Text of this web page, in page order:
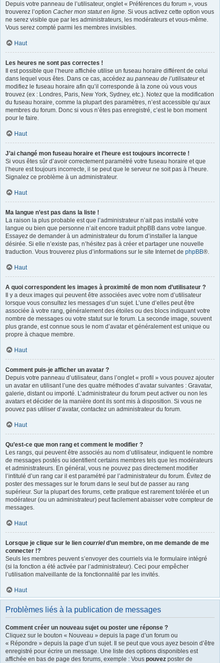
Depuis votre panneau de l’utilisateur, onglet « Préférences du forum », vous
trouverez l’option Cacher mon statut en ligne. Si vous activez cette option vous
ne serez visible que par les administrateurs, les modérateurs et vous-même.
Vous serez compté parmi les membres invisibles.
Haut
Les heures ne sont pas correctes !
Il est possible que l’heure affichée utilise un fuseau horaire différent de celui
dans lequel vous êtes. Dans ce cas, accédez au panneau de l’utilisateuret
modifiez le fuseau horaire afin qu’il corresponde à la zone où vous vous
trouvez (ex : Londres, Paris, New York, Sydney, etc.). Notez que la modification
du fuseau horaire, comme la plupart des paramètres, n’est accessible qu’aux
membres du forum. Donc si vous n’êtes pas enregistré, c’est le bon moment
pour le faire.
Haut
J’ai changé mon fuseau horaire et l’heure est toujours incorrecte !
Si vous êtes sûr d’avoir correctement paramétré votre fuseau horaire et que
l’heure est toujours incorrecte, il se peut que le serveur ne soit pas à l’heure.
Signalez ce problème à un administrateur.
Haut
Ma langue n’est pas dans la liste !
La raison la plus probable est que l’administrateur n’ait pas installé votre
langue ou bien que personne n’ait encore traduit phpBB dans votre langue.
Essayez de demander à un administrateur du forum d’installer la langue
désirée. Si elle n’existe pas, n’hésitez pas à créer et partager une nouvelle
traduction. Vous trouverez plus d’informations sur le site Internet de phpBB®.
Haut
A quoi correspondent les images à proximité de mon nom d’utilisateur ?
Il y a deux images qui peuvent être associées avec votre nom d’utilisateur
lorsque vous consultez les messages d’un sujet. L’une d’elles peut être
associée à votre rang, généralement des étoiles ou des blocs indiquant votre
nombre de messages ou votre statut sur le forum. La seconde image, souvent
plus grande, est connue sous le nom d’avatar et généralement est unique ou
propre à chaque membre.
Haut
Comment puis-je afficher un avatar ?
Depuis votre panneau d’utilisateur, dans l’onglet « profil » vous pouvez ajouter
un avatar en utilisant l’une des quatre méthodes d’avatar suivantes : Gravatar,
galerie, distant ou importé. L’administrateur du forum peut activer ou non les
avatars et décider de la manière dont ils sont mis à disposition. Si vous ne
pouvez pas utiliser d’avatar, contactez un administrateur du forum.
Haut
Qu’est-ce que mon rang et comment le modifier ?
Les rangs, qui peuvent être associés au nom d’utilisateur, indiquent le nombre
de messages postés ou identifient certains membres tels que les modérateurs
et administrateurs. En général, vous ne pouvez pas directement modifier
l’intitulé d’un rang car il est paramétré par l’administrateur du forum. Évitez de
poster des messages sur le forum dans le seul but de passer au rang
supérieur. Sur la plupart des forums, cette pratique est rarement tolérée et un
modérateur (ou un administrateur) peut facilement abaisser votre compteur de
messages.
Haut
Lorsque je clique sur le lien courrield’un membre, on me demande de me
connecter !?
Seuls les membres peuvent s’envoyer des courriels via le formulaire intégré
(si la fonction a été activée par l’administrateur). Ceci pour empêcher
l’utilisation malveillante de la fonctionnalité par les invités.
Haut
Problèmes liés à la publication de messages
Comment créer un nouveau sujet ou poster une réponse ?
Cliquez sur le bouton « Nouveau » depuis la page d’un forum ou
« Répondre » depuis la page d’un sujet. Il se peut que vous ayez besoin d’être
enregistré pour écrire un message. Une liste des options disponibles est
affichée en bas de page des forums, exemple : Vous pouvez poster de